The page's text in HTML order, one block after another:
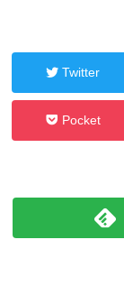
Twitter
Pocket